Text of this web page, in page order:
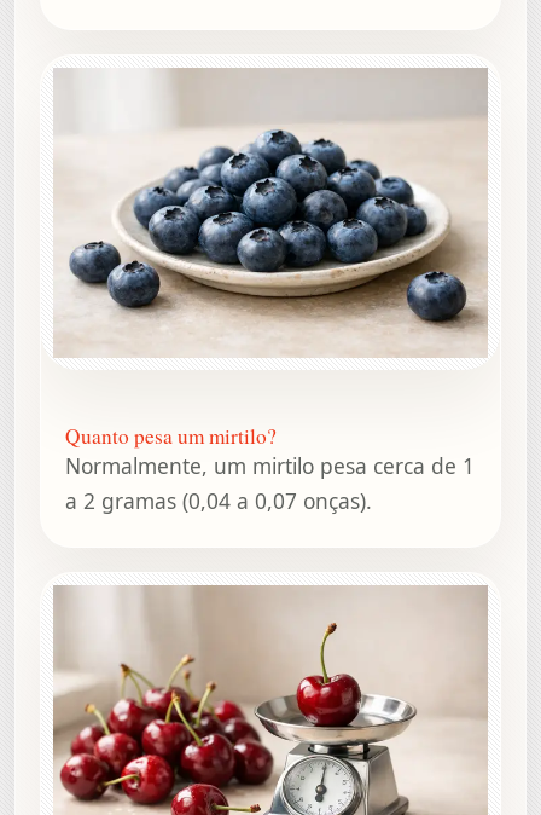
Quanto pesa um mirtilo?
Normalmente, um mirtilo pesa cerca de 1
a 2 gramas (0,04 a 0,07 onças).